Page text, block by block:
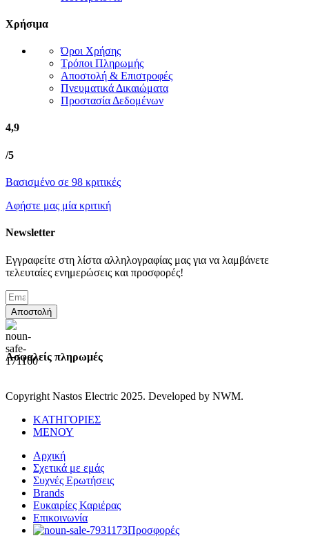
Χρήσιμα
Όροι Χρήσης
Τρόποι Πληρωμής
Αποστολή & Επιστροφές
Πνευματικά Δικαιώματα
Προστασία Δεδομένων
4,9
/5
Βασισμένο σε 98 κριτικές
Αφήστε μας μία κριτική
Newsletter
Εγγραφείτε στη λίστα αλληλογραφίας μας για να λαμβάνετε
τελευταίες ενημερώσεις και προσφορές!
Αποστολή
Ασφαλείς πληρωμές
Copyright Nastos Electric 2025. Developed by NWM.
ΚΑΤΗΓΟΡΙΕΣ
ΜΕΝΟΥ
Αρχική
Σχετικά με εμάς
Συχνές Ερωτήσεις
Brands
Ευκαιρίες Καριέρας
Επικοινωνία
Προσφορές